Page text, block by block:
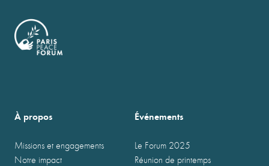
À propos
Missions et engagements
Notre impact
Événements
Le Forum 2025
Réunion de printemps